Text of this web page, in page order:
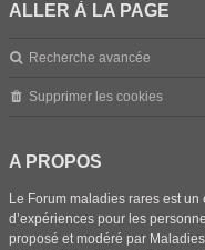
ALLER À LA PAGE
Recherche avancée
Supprimer les cookies
A PROPOS
Le Forum maladies rares est
d’expériences pour les
proposé et modéré par